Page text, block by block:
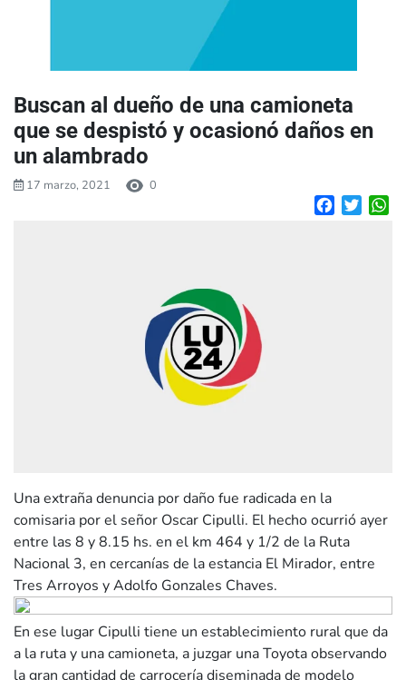
Buscan al dueño de una camioneta
que se despistó y ocasionó daños en
un alambrado
17 marzo, 2021 0
Facebook
Una extraña denuncia por daño fue radicada en la
comisaria por el señor Oscar Cipulli. El hecho ocurrió ayer
entre las 8 y 8.15 hs. en el km 464 y 1/2 de la Ruta
Nacional 3, en cercanías de la estancia El Mirador, entre
Tres Arroyos y Adolfo Gonzales Chaves.
En ese lugar Cipulli tiene un establecimiento rural que da
a la ruta y una camioneta, a juzgar una Toyota observando
la gran cantidad de carrocería diseminada de modelo